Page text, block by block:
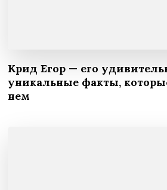
Крид Егор — его
уникальные факты,
нем